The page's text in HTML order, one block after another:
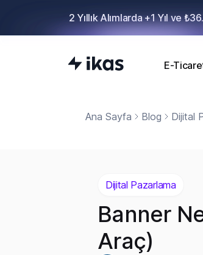
2 Yıllık Alımlarda +1 Yıl ve
E-
Ana Sayfa Blog Dijital
Dijital Pazarlama
Banner
Araç)